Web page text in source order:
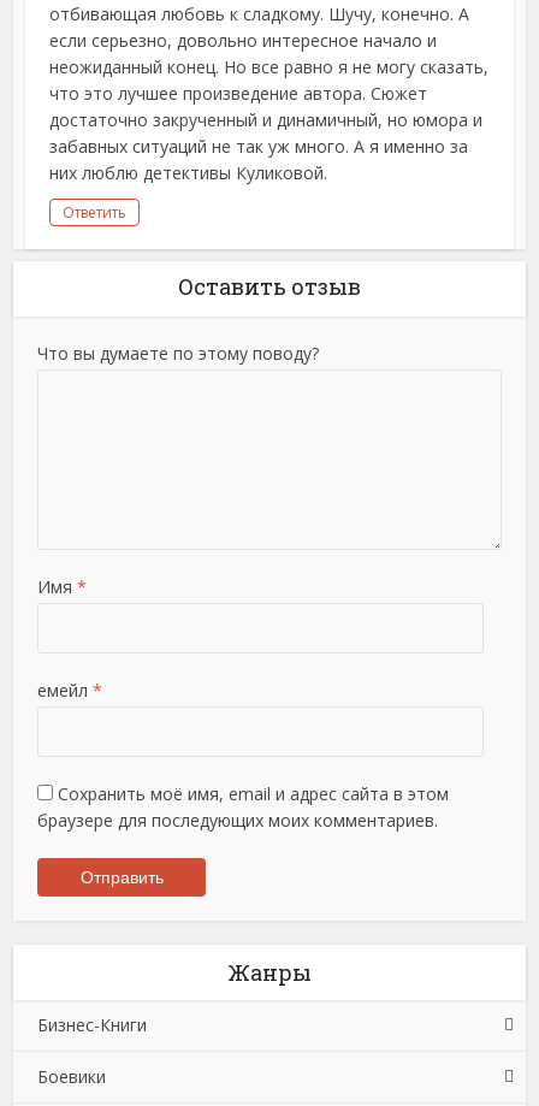
отбивающая любовь к сладкому. Шучу, конечно. А
если серьезно, довольно интересное начало и
неожиданный конец. Но все равно я не могу сказать,
что это лучшее произведение автора. Сюжет
достаточно закрученный и динамичный, но юмора и
забавных ситуаций не так уж много. А я именно за
них люблю детективы Куликовой.
Ответить
Оставить отзыв
Что вы думаете по этому поводу?
Имя *
емейл *
Сохранить моё имя, email и адрес сайта в этом
браузере для последующих моих комментариев.
Жанры
Бизнес-Книги
Банковское дело
Боевики